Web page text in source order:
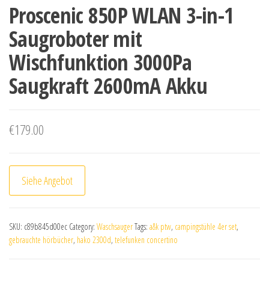
Proscenic 850P WLAN 3-in-1
Saugroboter mit
Wischfunktion 3000Pa
Saugkraft 2600mA Akku
€179.00
Siehe Angebot
SKU: c89b845d00ec Category: WaschsaugerTags: a&k ptw, campingstühle 4er set,
gebrauchte hörbücher, hako 2300d, telefunken concertino